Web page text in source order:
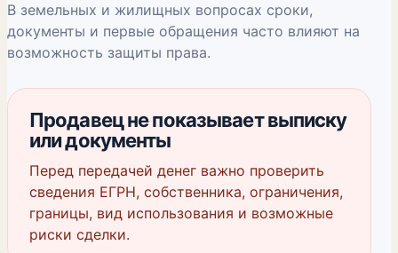
В земельных и жилищных вопросах сроки,
документы и первые обращения часто влияют на
возможность защиты права.
Продавец не показывает выписку
или документы
Перед передачей денег важно проверить
сведения ЕГРН, собственника, ограничения,
границы, вид использования и возможные
риски сделки.